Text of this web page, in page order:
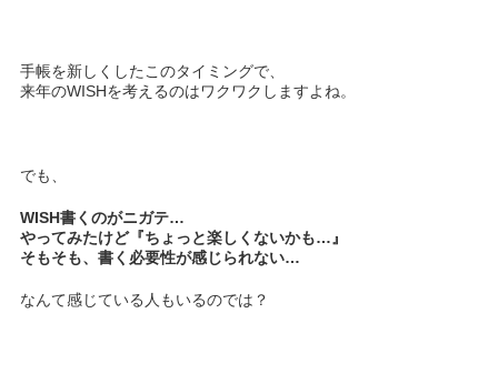
手帳を新しくしたこのタイミングで、
来年のWISHを考えるのはワクワクしますよね。
でも、
WISH書くのがニガテ…
やってみたけど『ちょっと楽しくないかも…』
そもそも、書く必要性が感じられない…
なんて感じている人もいるのでは？